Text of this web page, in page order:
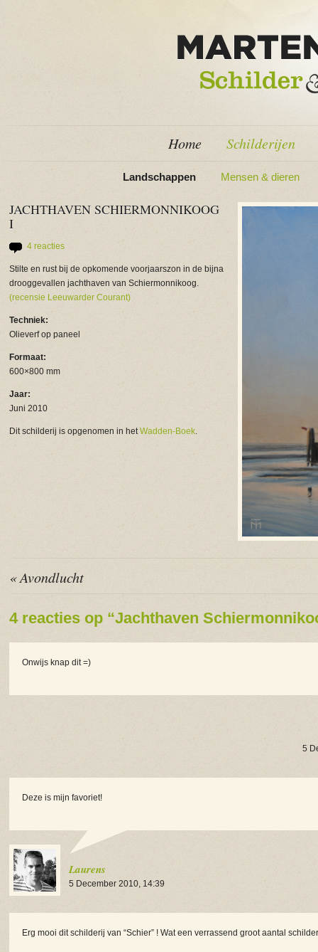
Home Schilderijen
Landschappen Mensen & dieren
JACHTHAVEN SCHIERMONNIKOOG
I
4 reacties
Stilte en rust bij de opkomende voorjaarszon in de bijna
drooggevallen jachthaven van Schiermonnikoog.
(recensie Leeuwarder Courant)
Techniek:
Olieverf op paneel
Formaat:
600×800 mm
Jaar:
Juni 2010
Dit schilderij is opgenomen in hetWadden-Boek.
« Avondlucht
4 reacties op “Jachthaven
Onwijs knap dit =)
5
Deze is mijn favoriet!
Laurens
5 December 2010, 14:39
Erg mooi dit schilderij van “Schier” ! Wat een verrassend groot aantal